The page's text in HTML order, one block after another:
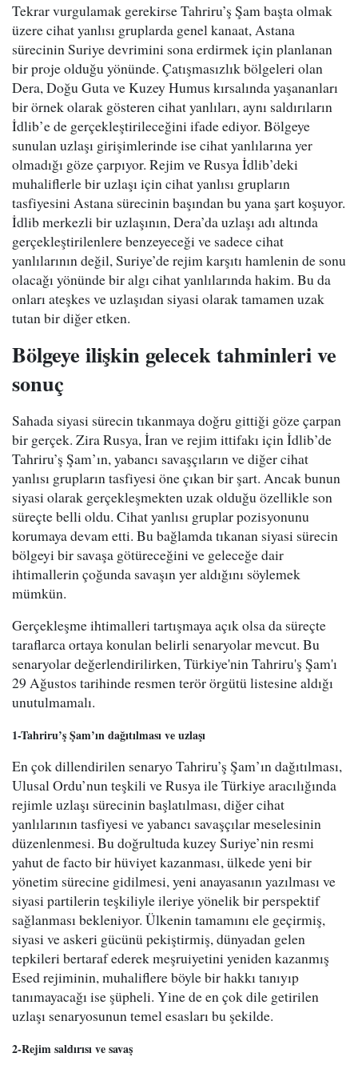
Tekrar vurgulamak gerekirse Tahriru’ş Şam başta olmak
üzere cihat yanlısı gruplarda genel kanaat, Astana
sürecinin Suriye devrimini sona erdirmek için planlanan
bir proje olduğu yönünde. Çatışmasızlık bölgeleri olan
Dera, Doğu Guta ve Kuzey Humus kırsalında yaşananları
bir örnek olarak gösteren cihat yanlıları, aynı saldırıların
İdlib’e de gerçekleştirileceğini ifade ediyor. Bölgeye
sunulan uzlaşı girişimlerinde ise cihat yanlılarına yer
olmadığı göze çarpıyor. Rejim ve Rusya İdlib’deki
muhaliflerle bir uzlaşı için cihat yanlısı grupların
tasfiyesini Astana sürecinin başından bu yana şart koşuyor.
İdlib merkezli bir uzlaşının, Dera’da uzlaşı adı altında
gerçekleştirilenlere benzeyeceği ve sadece cihat
yanlılarının değil, Suriye’de rejim karşıtı hamlenin de sonu
olacağı yönünde bir algı cihat yanlılarında hakim. Bu da
onları ateşkes ve uzlaşıdan siyasi olarak tamamen uzak
tutan bir diğer etken.
Bölgeye ilişkin gelecek tahminleri ve
sonuç
Sahada siyasi sürecin tıkanmaya doğru gittiği göze çarpan
bir gerçek. Zira Rusya, İran ve rejim ittifakı için İdlib’de
Tahriru’ş Şam’ın, yabancı savaşçıların ve diğer cihat
yanlısı grupların tasfiyesi öne çıkan bir şart. Ancak bunun
siyasi olarak gerçekleşmekten uzak olduğu özellikle son
süreçte belli oldu. Cihat yanlısı gruplar pozisyonunu
korumaya devam etti. Bu bağlamda tıkanan siyasi sürecin
bölgeyi bir savaşa götüreceğini ve geleceğe dair
ihtimallerin çoğunda savaşın yer aldığını söylemek
mümkün.
Gerçekleşme ihtimalleri tartışmaya açık olsa da süreçte
taraflarca ortaya konulan belirli senaryolar mevcut. Bu
senaryolar değerlendirilirken, Türkiye'nin Tahriru'ş Şam'ı
29 Ağustos tarihinde resmen terör örgütü listesine aldığı
unutulmamalı.
1-Tahriru’ş Şam’ın dağıtılması ve uzlaşı
En çok dillendirilen senaryo Tahriru’ş Şam’ın dağıtılması,
Ulusal Ordu’nun teşkili ve Rusya ile Türkiye aracılığında
rejimle uzlaşı sürecinin başlatılması, diğer cihat
yanlılarının tasfiyesi ve yabancı savaşçılar meselesinin
düzenlenmesi. Bu doğrultuda kuzey Suriye’nin resmi
yahut de facto bir hüviyet kazanması, ülkede yeni bir
yönetim sürecine gidilmesi, yeni anayasanın yazılması ve
siyasi partilerin teşkiliyle ileriye yönelik bir perspektif
sağlanması bekleniyor. Ülkenin tamamını ele geçirmiş,
siyasi ve askeri gücünü pekiştirmiş, dünyadan gelen
tepkileri bertaraf ederek meşruiyetini yeniden kazanmış
Esed rejiminin, muhaliflere böyle bir hakkı tanıyıp
tanımayacağı ise şüpheli. Yine de en çok dile getirilen
uzlaşı senaryosunun temel esasları bu şekilde.
2-Rejim saldırısı ve savaş